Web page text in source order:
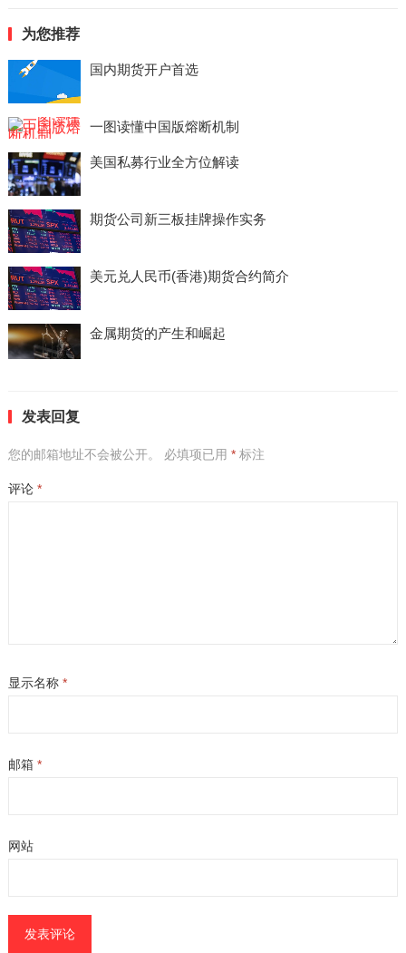
为您推荐
国内期货开户首选
一图读懂中国版熔断机制
美国私募行业全方位解读
期货公司新三板挂牌操作实务
美元兑人民币(香港)期货合约简介
金属期货的产生和崛起
发表回复
您的邮箱地址不会被公开。 必填项已用 *标注
评论 *
显示名称 *
邮箱 *
网站